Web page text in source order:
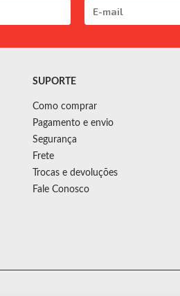
SUPORTE
Como comprar
Pagamento e envio
Segurança
Frete
Trocas e devoluções
Fale Conosco